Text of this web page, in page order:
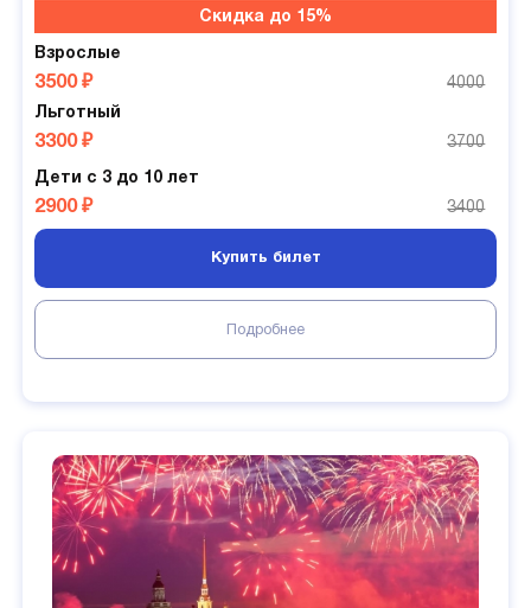
Скидка до 15%
Взрослые
4000
3500 ₽
Льготный
3700
3300 ₽
Дети с 3 до 10 лет
3400
2900 ₽
Купить билет
Подробнее